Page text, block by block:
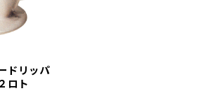
ドリッパ
ロト